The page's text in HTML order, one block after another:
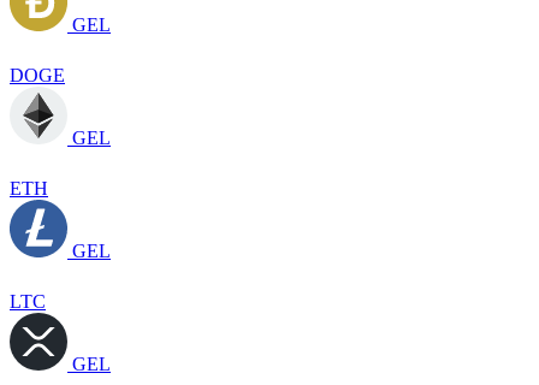
GEL
DOGE
GEL
ETH
GEL
LTC
GEL